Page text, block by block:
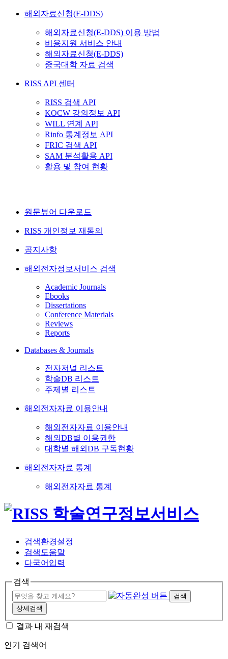
해외자료신청(E-DDS)
해외자료신청(E-DDS) 이용 방법
비용지원 서비스 안내
해외자료신청(E-DDS)
중국대학 자료 검색
RISS API 센터
RISS 검색 API
KOCW 강의정보 API
WILL 연계 API
Rinfo 통계정보 API
FRIC 검색 API
SAM 분석활용 API
활용 및 참여 현황
원문뷰어 다운로드
RISS 개인정보 재동의
공지사항
해외전자정보서비스 검색
Academic Journals
Ebooks
Dissertations
Conference Materials
Reviews
Reports
Databases & Journals
전자저널 리스트
학술DB 리스트
주제별 리스트
해외전자자료 이용안내
해외전자자료 이용안내
해외DB별 이용권한
대학별 해외DB 구독현황
해외전자자료 통계
해외전자자료 통계
검색환경설정
검색도움말
다국어입력
검색
검색
상세검색
결과 내 재검색
인기 검색어